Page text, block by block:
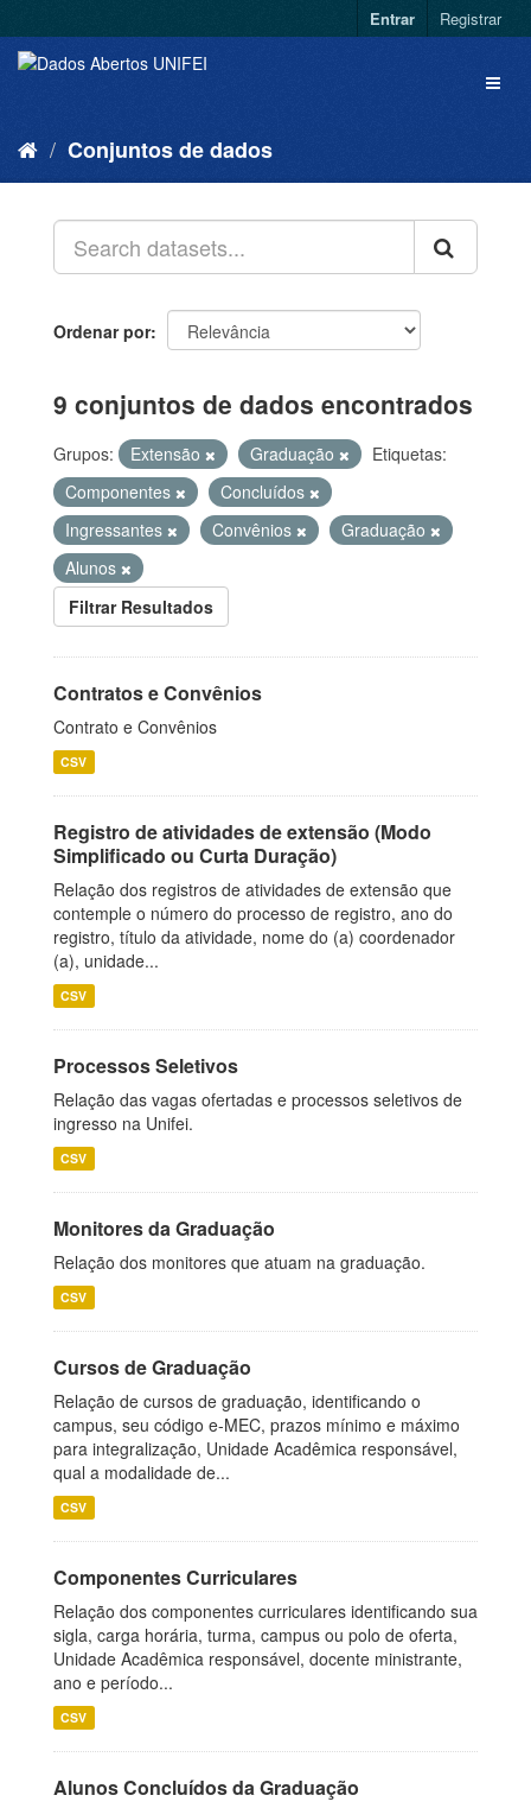
Entrar Registrar
Conjuntos de dados
Ordenar por
9 conjuntos de dados encontrados
Grupos: Extensão Graduação
Etiquetas:
Componentes
Concluídos
Ingressantes
Convênios
Graduação
Alunos
Filtrar Resultados
Contratos e Convênios
Contrato e Convênios
CSV
Registro de atividades de extensão (Modo
Simplificado ou Curta Duração)
Relação dos registros de atividades de extensão que
contemple o número do processo de registro, ano do
registro, título da atividade, nome do (a) coordenador
(a), unidade...
CSV
Processos Seletivos
Relação das vagas ofertadas e processos seletivos de
ingresso na Unifei.
CSV
Monitores da Graduação
Relação dos monitores que atuam na graduação.
CSV
Cursos de Graduação
Relação de cursos de graduação, identificando o
campus, seu código e-MEC, prazos mínimo e máximo
para integralização, Unidade Acadêmica responsável,
qual a modalidade de...
CSV
Componentes Curriculares
Relação dos componentes curriculares identificando sua
sigla, carga horária, turma, campus ou polo de oferta,
Unidade Acadêmica responsável, docente ministrante,
ano e período...
CSV
Alunos Concluídos da Graduação